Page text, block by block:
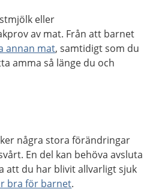
eller
av mat. Från att barnet
annan mat, samtidigt som du
amma så länge du och
några stora förändringar
En del kan behöva avsluta
att du har blivit allvarligt sjuk
bra för barnet.